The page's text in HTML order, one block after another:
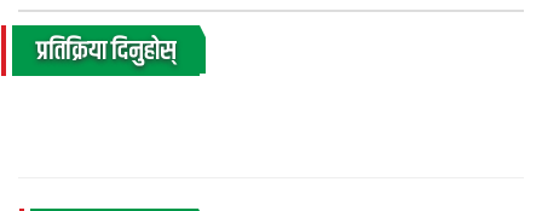
प्रतिक्रिया दिनुहोस्